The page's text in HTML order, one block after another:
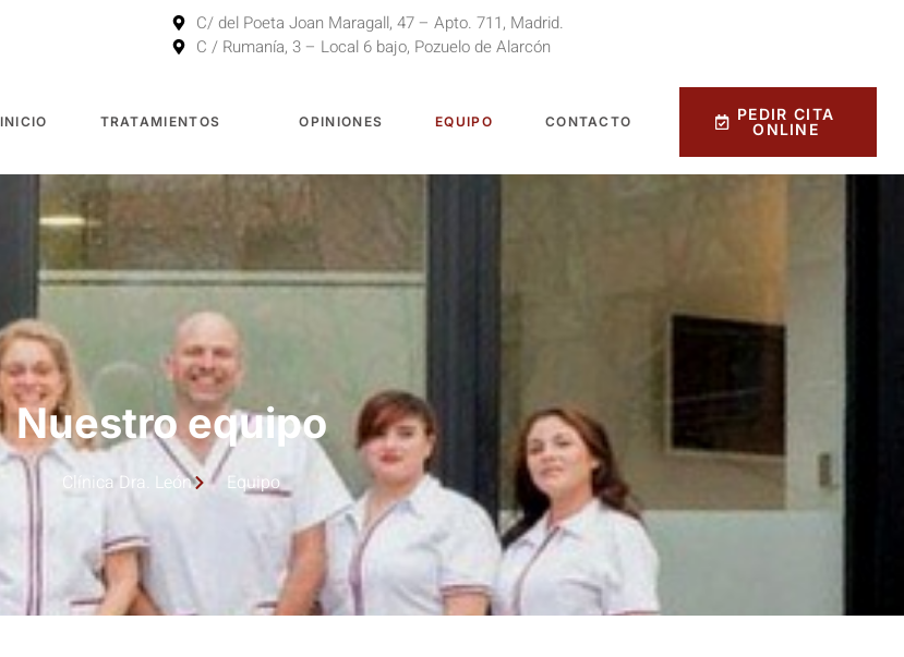
C/ del Poeta Joan Maragall, 47 – Apto. 711, Madrid.
C / Rumanía, 3 – Local 6 bajo, Pozuelo de Alarcón
INICIO TRATAMIENTOS OPINIONES EQUIPO CONTACTO
PEDIR CITA
ONLINE
Nuestro equipo
Clínica Dra. León Equipo